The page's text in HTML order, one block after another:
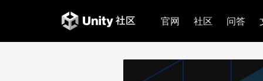
官网 社区 问答